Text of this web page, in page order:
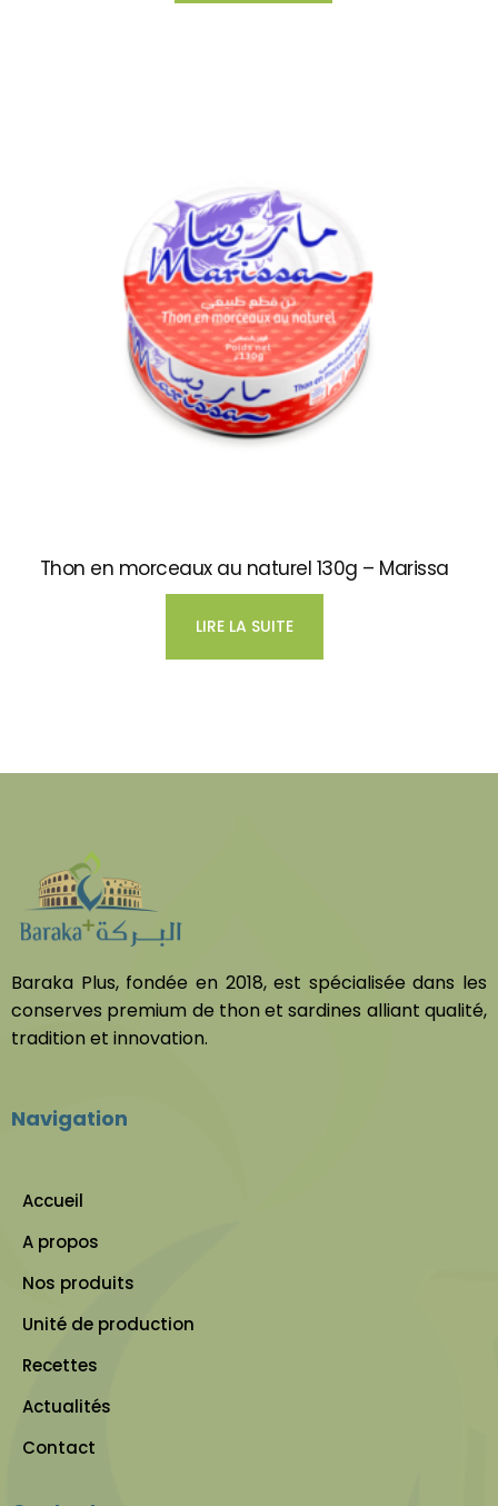
Thon en morceaux au naturel 130g – Marissa
LIRE LA SUITE
Baraka Plus, fondée en 2018, est spécialisée dans les
conserves premium de thon et sardines alliant qualité,
tradition et innovation.
Navigation
Accueil
A propos
Nos produits
Unité de production
Recettes
Actualités
Contact